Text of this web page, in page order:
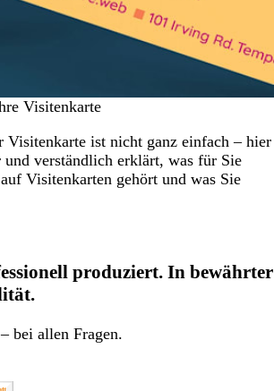
Visitenkarte
Visitenkarte ist nicht ganz einfach – hier
verständlich erklärt, was für Sie
Visitenkarten gehört und was Sie
produziert. In bewährter
– bei allen Fragen.